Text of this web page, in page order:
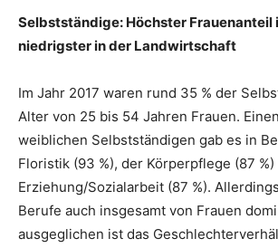
Selbstständige: Höchster Frauenanteil
niedrigster in der Landwirtschaft
Im Jahr 2017 waren rund 35 % der
Alter von 25 bis 54 Jahren Frauen.
weiblichen Selbstständigen gab es in
Floristik (93 %), der Körperpflege (87
Erziehung/Sozialarbeit (87 %).
Berufe auch insgesamt von Frauen
ausgeglichen ist das